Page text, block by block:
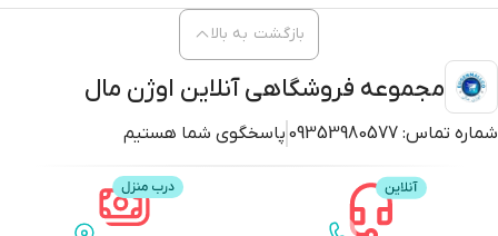
مجموعه فروشگاهی آنلاین اوژن مال
شماره تماس: 09353980577 پاسخگوی شما هستیم
بازگشت به بالا